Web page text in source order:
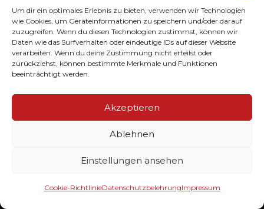
Um dir ein optimales Erlebnis zu bieten, verwenden wir Technologien
wie Cookies, um Geräteinformationen zu speichern und/oder darauf
zuzugreifen. Wenn du diesen Technologien zustimmst, können wir
Daten wie das Surfverhalten oder eindeutige IDs auf dieser Website
verarbeiten. Wenn du deine Zustimmung nicht erteilst oder
zurückziehst, können bestimmte Merkmale und Funktionen
beeinträchtigt werden.
Akzeptieren
Ablehnen
Einstellungen ansehen
Cookie-RichtlinieDatenschutzbelehrungImpressum
wir ihre Teamausstattung wie Sweater, Jacken,
Polos & Caps im Casual- & Streetstyle!
SERVICE
Der Bestellablauf
Designservice
Größen & Farben
Häufige Fragen
KONTAKT